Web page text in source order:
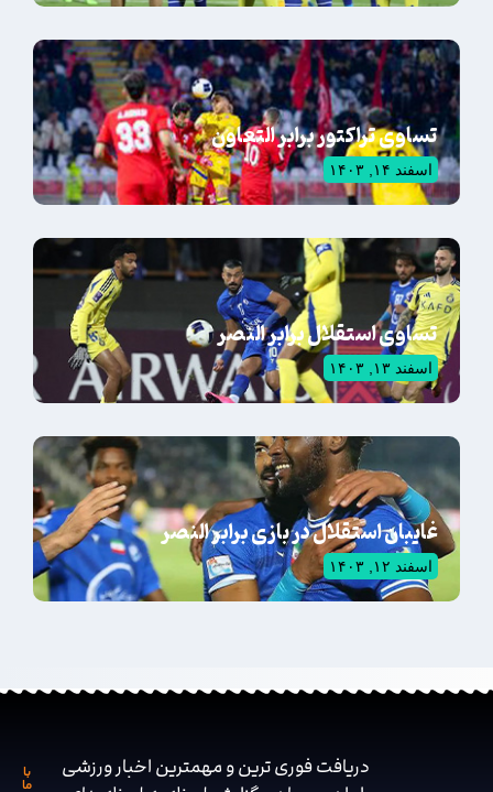
تساوی تراکتور برابر التعاون
اسفند ۱۴, ۱۴۰۳
تساوی استقلال برابر النصر
اسفند ۱۳, ۱۴۰۳
غایبان استقلال در بازی برابر النصر
اسفند ۱۲, ۱۴۰۳
دریافت فوری ترین و مهمترین اخبار ورزشی